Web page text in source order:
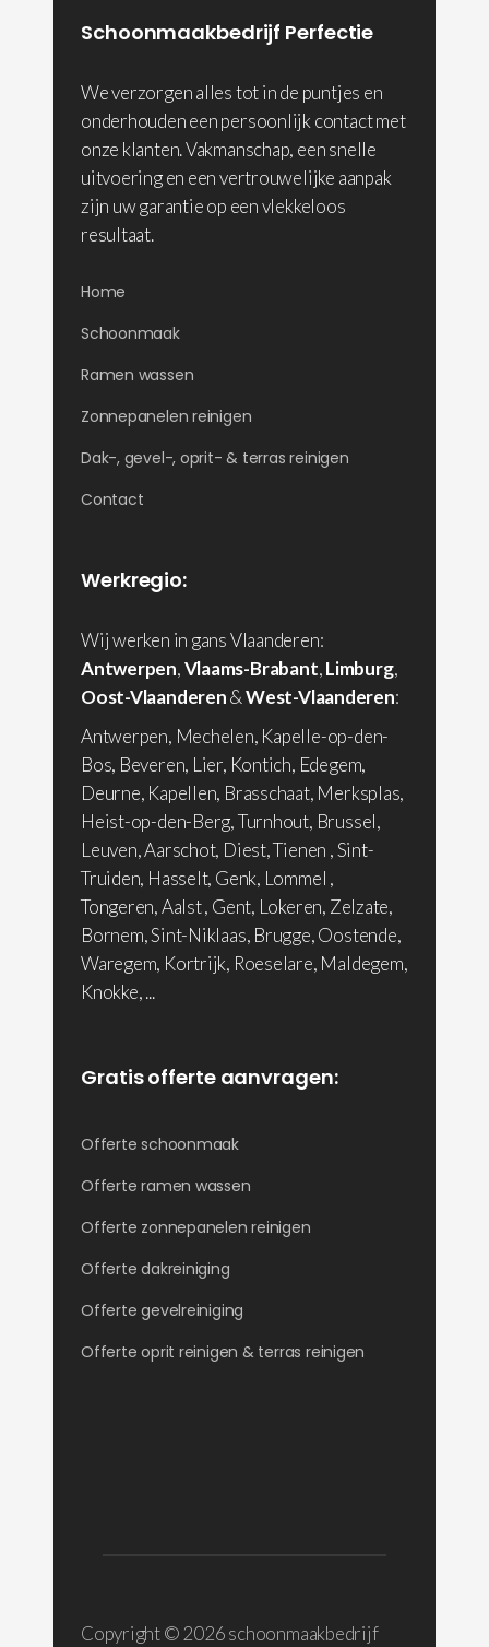
Schoonmaakbedrijf Perfectie
We verzorgen alles tot in de puntjes en
onderhouden een persoonlijk contact met
onze klanten. Vakmanschap, een snelle
uitvoering en een vertrouwelijke aanpak
zijn uw garantie op een vlekkeloos
resultaat.
Home
Schoonmaak
Ramen wassen
Zonnepanelen reinigen
Dak-, gevel-, oprit- & terras reinigen
Contact
Werkregio:
Wij werken in gans Vlaanderen:
Antwerpen,Vlaams-Brabant,Limburg,
Oost-Vlaanderen&West-Vlaanderen:
Antwerpen, Mechelen, Kapelle-op-den-
Bos, Beveren, Lier, Kontich, Edegem,
Deurne, Kapellen, Brasschaat, Merksplas,
Heist-op-den-Berg, Turnhout, Brussel,
Leuven, Aarschot, Diest, Tienen , Sint-
Truiden, Hasselt, Genk, Lommel ,
Tongeren, Aalst , Gent, Lokeren, Zelzate,
Bornem, Sint-Niklaas, Brugge, Oostende,
Waregem, Kortrijk, Roeselare, Maldegem,
Knokke, ...
Gratis offerte aanvragen:
Offerte schoonmaak
Offerte ramen wassen
Offerte zonnepanelen reinigen
Offerte dakreiniging
Offerte gevelreiniging
Offerte oprit reinigen & terras reinigen
Copyright © 2026 schoonmaakbedrijf